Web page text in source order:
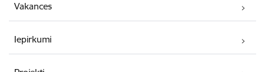
Vakances
Iepirkumi